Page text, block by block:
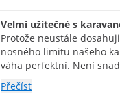
Velmi užitečné s
Protože neustále
nosného limitu našeho
váha perfektní. Není
protože se pohybují
části dohromady a
Přečíst